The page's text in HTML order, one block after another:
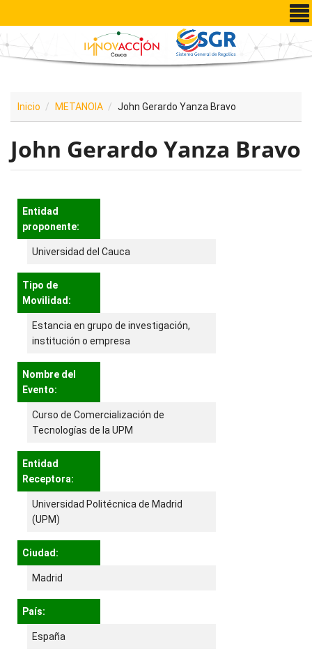
Pasar al contenido principal
Inicio METANOIA John Gerardo Yanza Bravo
John Gerardo Yanza Bravo
Entidad
proponente:
Universidad del Cauca
Tipo de
Movilidad:
Estancia en grupo de investigación,
institución o empresa
Nombre del
Evento:
Curso de Comercialización de
Tecnologías de la UPM
Entidad
Receptora:
Universidad Politécnica de Madrid
(UPM)
Ciudad:
Madrid
País:
España